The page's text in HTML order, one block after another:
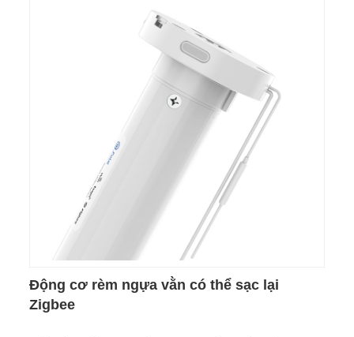
Động cơ rèm ngựa vằn có thể sạc lại
Zigbee